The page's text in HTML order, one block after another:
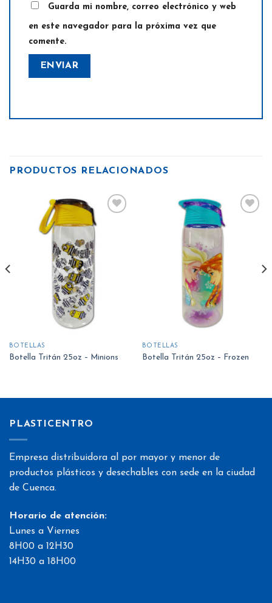
Guarda mi nombre, correo electrónico y web
en este navegador para la próxima vez que
comente.
PRODUCTOS RELACIONADOS
BOTELLAS
Botella Tritán 25oz – Minions
BOTELLAS
Botella Tritán 25oz – Frozen
PLASTICENTRO
Empresa distribuidora al por mayor y menor de
productos plásticos y desechables con sede en la ciudad
de Cuenca.
Horario de atención:
Lunes a Viernes
8H00 a 12H30
14H30 a 18H00